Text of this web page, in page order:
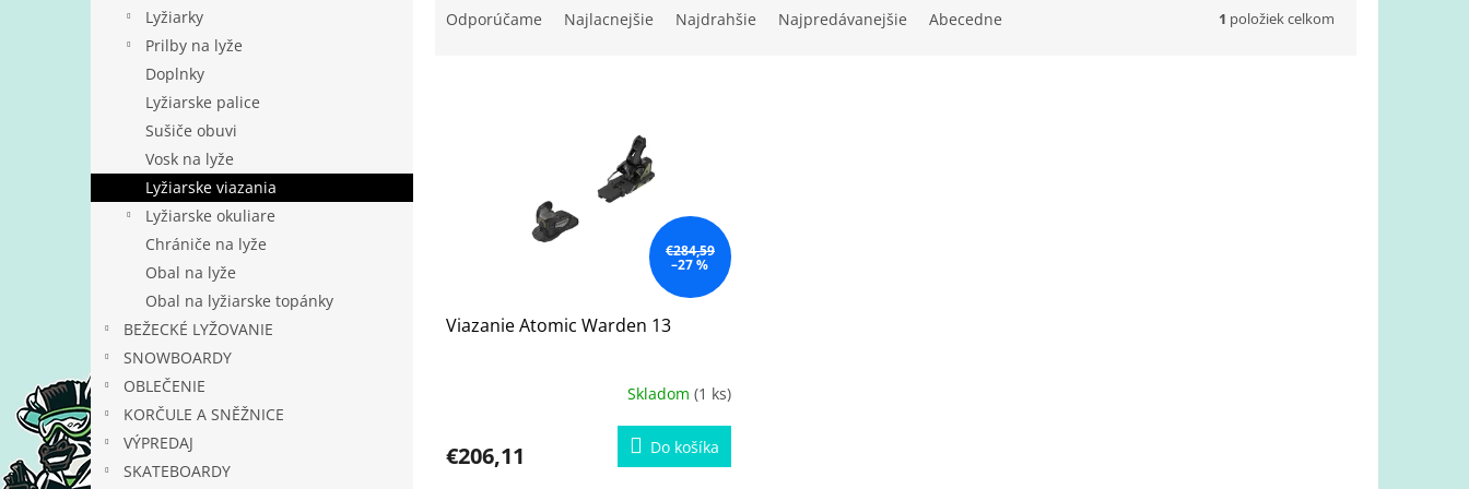
Lyžiarky
Prilby na lyže
Doplnky
Lyžiarske palice
Sušiče obuvi
Vosk na lyže
Lyžiarske viazania
Lyžiarske okuliare
Chrániče na lyže
Obal na lyže
Obal na lyžiarske topánky
BEŽECKÉ LYŽOVANIE
SNOWBOARDY
OBLEČENIE
KORČULE A SNĚŽNICE
VÝPREDAJ
SKATEBOARDY
o
Odporúčame Najlacnejšie Najdrahšie Najpredávanejšie Abecedne 1 položiek celkom
€284,59
–27 %
Viazanie Atomic Warden 13
Skladom (1 ks)
€206,11 Do košíka